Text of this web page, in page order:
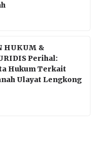
HUKUM &
Perihal:
Hukum Terkait
Ulayat Lengkong